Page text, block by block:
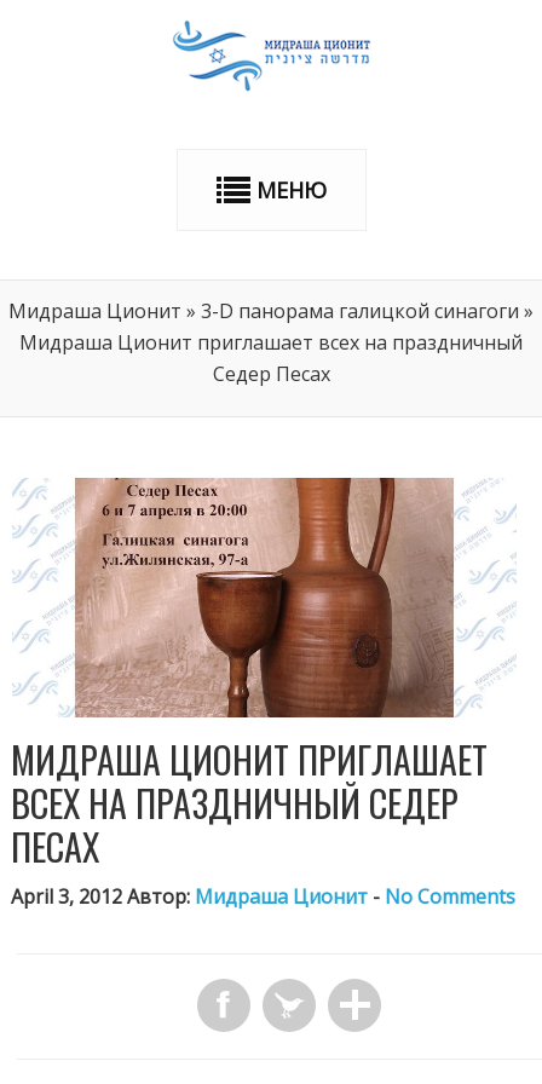
МЕНЮ
Мидраша Ционит » 3-D панорама галицкой синагоги »
Мидраша Ционит приглашает всех на праздничный
Седер Песах
МИДРАША ЦИОНИТ ПРИГЛАШАЕТ
ВСЕХ НА ПРАЗДНИЧНЫЙ СЕДЕР
ПЕСАХ
April 3, 2012 Автор: Мидраша Ционит - No Comments